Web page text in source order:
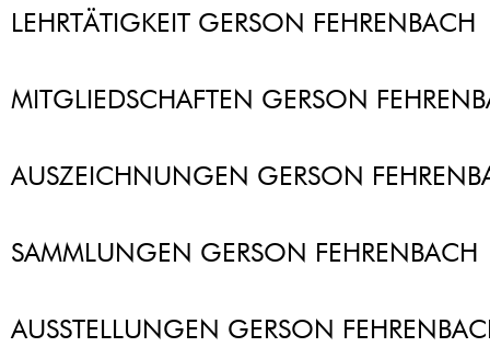
LEHRTÄTIGKEIT GERSON FEHRENBACH
MITGLIEDSCHAFTEN GERSON
AUSZEICHNUNGEN GERSON
SAMMLUNGEN GERSON FEHRENBACH
AUSSTELLUNGEN GERSON